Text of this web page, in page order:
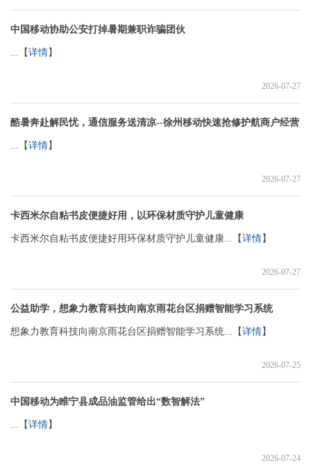
中国移动协助公安打掉暑期兼职诈骗团伙
...【详情】
2026-07-27
酷暑奔赴解民忧，通信服务送清凉--徐州移动快速抢修护航商户经营
...【详情】
2026-07-27
卡西米尔自粘书皮便捷好用，以环保材质守护儿童健康
卡西米尔自粘书皮便捷好用环保材质守护儿童健康...【详情】
2026-07-27
公益助学，想象力教育科技向南京雨花台区捐赠智能学习系统
想象力教育科技向南京雨花台区捐赠智能学习系统...【详情】
2026-07-25
中国移动为睢宁县成品油监管给出“数智解法”
...【详情】
2026-07-24